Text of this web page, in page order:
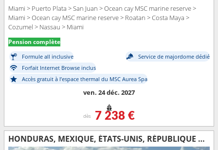
Miami > Puerto Plata > San Juan > Ocean cay MSC marine reserve >
Miami > Ocean cay MSC marine reserve > Roatan > Costa Maya >
Cozumel > Nassau > Miami
Pension complète
Formule all inclusive
Service de majordome dédié
Forfait Internet Browse inclus
Accès gratuit à l’espace thermal du MSC Aurea Spa
ven. 24 déc. 2027
dès 7 238 €
HONDURAS, MEXIQUE, ÉTATS-UNIS, RÉPUBLIQUE DOMINICAINE, PORTO RICO, BAHAMAS